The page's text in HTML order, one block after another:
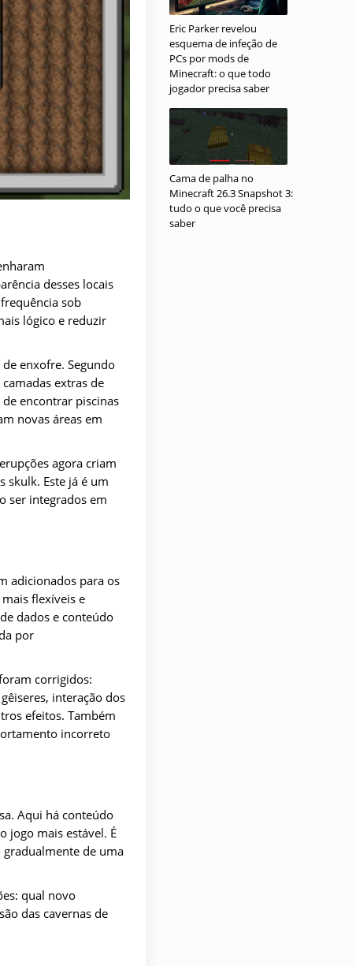
desses locais
sob
lógico e reduzir
enxofre. Segundo
extras de
encontrar piscinas
novas áreas em
agora criam
skulk. Este já é um
ser integrados em
adicionados para os
flexíveis e
dados e conteúdo
por
corrigidos:
interação dos
efeitos. Também
incorreto
Aqui há conteúdo
jogo mais estável. É
de uma
qual novo
das cavernas de
Eric Parker revelou
esquema de infeção de
PCs por mods de
Minecraft: o que todo
jogador precisa saber
Cama de palha no
Minecraft 26.3 Snapshot 3:
tudo o que você precisa
saber